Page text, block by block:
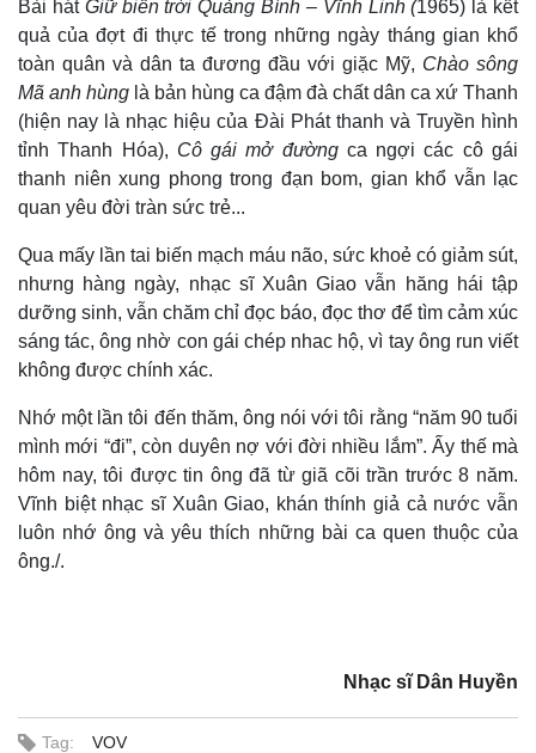
Bài hát Giữ biển trời Quảng Bình – Vĩnh Linh (1965) là kết
quả của đợt đi thực tế trong những ngày tháng gian khổ
toàn quân và dân ta đương đầu với giặc Mỹ, Chào sông
Mã anh hùng là bản hùng ca đậm đà chất dân ca xứ Thanh
(hiện nay là nhạc hiệu của Đài Phát thanh và Truyền hình
tỉnh Thanh Hóa), Cô gái mở đườngca ngợi các cô gái
thanh niên xung phong trong đạn bom, gian khổ vẫn lạc
quan yêu đời tràn sức trẻ...
Qua mấy lần tai biến mạch máu não, sức khoẻ có giảm sút,
nhưng hàng ngày, nhạc sĩ Xuân Giao vẫn hăng hái tập
dưỡng sinh, vẫn chăm chỉ đọc báo, đọc thơ để tìm cảm xúc
sáng tác, ông nhờ con gái chép nhac hộ, vì tay ông run viết
không được chính xác.
Nhớ một lần tôi đến thăm, ông nói với tôi rằng “năm 90 tuổi
mình mới “đi”, còn duyên nợ với đời nhiều lắm”. Ấy thế mà
hôm nay, tôi được tin ông đã từ giã cõi trần trước 8 năm.
Vĩnh biệt nhạc sĩ Xuân Giao, khán thính giả cả nước vẫn
luôn nhớ ông và yêu thích những bài ca quen thuộc của
ông./.
Nhạc sĩ Dân Huyền
Tag: VOV